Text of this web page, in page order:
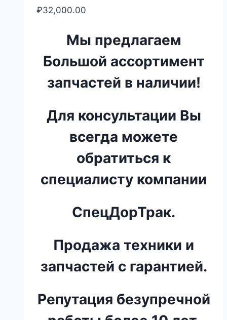
₽32,000.00
Мы предлагаем
Большой ассортимент
запчастей в наличии!
Для консультации Вы
всегда можете
обратиться к
специалисту компании
СпецДорТрак.
Продажа техники и
запчастей с гарантией.
Репутация безупречной